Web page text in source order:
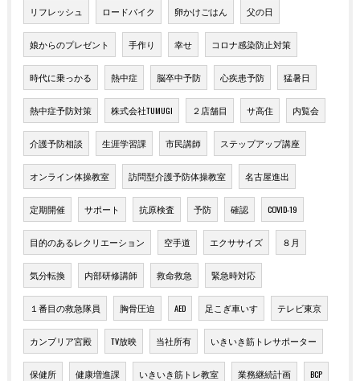
リフレッシュ ロードバイク 卵かけごはん 父の日
娘からのプレゼント 手作り 幸せ コロナ感染防止対策
時代に乗っかる 熱中症 脳卒中予防 心疾患予防 猛暑日
熱中症予防対策 株式会社TUMUGI ２店舗目 サ高住 内覧会
介護予防相談 生涯学習課 市民講師 ステップアップ講座
オンライン体操教室 訪問型介護予防体操教室 名古屋進出
定期開催 サポート 抗原検査 予防 確認 COVID-19
目的のあるレクリエーション 空手道 エクササイズ ８月
気分転換 内部研修講師 救命救急 緊急時対応
１番目の救急隊員 胸骨圧迫 AED 足こぎ車いす テレビ東京
カンブリア宮殿 TV放映 当社所有 いきいき筋トレサポーター
保健所 健康増進課 いきいき筋トレ教室 業務継続計画 BCP